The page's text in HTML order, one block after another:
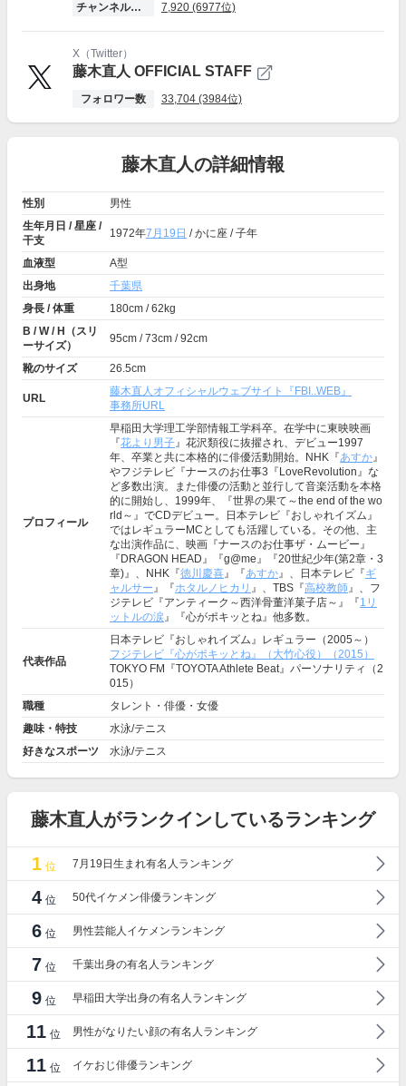
チャンネル登録者数
7,920 (6977位)
X（Twitter）
藤木直人 OFFICIAL STAFF
フォロワー数 33,704 (3984位)
藤木直人の詳細情報
性別
男性
生年月日 / 星座 /
干支
1972年7月19日 / かに座 / 子年
血液型
A型
出身地
千葉県
身長 / 体重
180cm / 62kg
B / W / H（スリ
ーサイズ）
95cm / 73cm / 92cm
靴のサイズ 26.5cm
URL
藤木直人オフィシャルウェブサイト『FBI..WEB』
事務所URL
プロフィール
早稲田大学理工学部情報工学科卒。在学中に東映映画
『花より男子』花沢類役に抜擢され、デビュー1997
年、卒業と共に本格的に俳優活動開始。NHK『あすか』
やフジテレビ『ナースのお仕事3『LoveRevolution』な
ど多数出演。また俳優の活動と並行して音楽活動を本格
的に開始し、1999年、『世界の果て～the end of the wo
rld～』でCDデビュー。日本テレビ『おしゃれイズム』
ではレギュラーMCとしても活躍している。その他、主
な出演作品に、映画『ナースのお仕事ザ・ムービー』
『DRAGON HEAD』『g@me』『20世紀少年(第2章・3
章)』、NHK『徳川慶喜』『あすか』、日本テレビ『ギ
ャルサー』『ホタルノヒカリ 』、TBS『高校教師』、フ
ジテレビ『アンティーク～西洋骨董洋菓子店～』『1リ
ットルの涙』『心がポキッとね』他多数。
代表作品
日本テレビ『おしゃれイズム』レギュラー（2005～）
フジテレビ『心がポキッとね』（大竹心役）（2015）
TOKYO FM『TOYOTA Athlete Beat』パーソナリティ（2
015）
職種
タレント・俳優・女優
趣味・特技
水泳/テニス
好きなスポーツ
水泳/テニス
藤木直人がランクインしているランキング
1 位 7月19日生まれ有名人ランキング
4 位 50代イケメン俳優ランキング
6 位 男性芸能人イケメンランキング
7 位 千葉出身の有名人ランキング
9 位 早稲田大学出身の有名人ランキング
11 位 男性がなりたい顔の有名人ランキング
11 位 イケおじ俳優ランキング